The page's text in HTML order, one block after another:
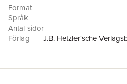
Format
Språk
Antal sidor
Förlag
J.B. Hetzler'sche